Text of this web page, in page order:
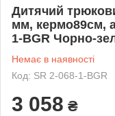
Дитячий
мм, кермо89см,
1-BGR Чорно-
Немає в наявності
Код: SR 2-068-1-BGR
3 058 ₴